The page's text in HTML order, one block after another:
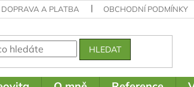
DOPRAVA A PLATBA OBCHODNÍ PODMÍNKY
HLEDAT